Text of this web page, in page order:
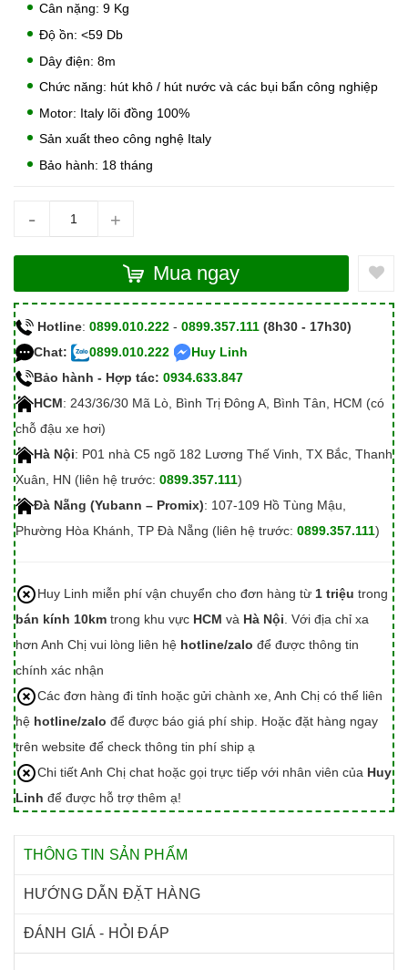
Cân nặng: 9 Kg
Độ ồn: <59 Db
Dây điện: 8m
Chức năng: hút khô / hút nước và các bụi bẩn công nghiệp
Motor: Italy lõi đồng 100%
Sản xuất theo công nghệ Italy
Bảo hành: 18 tháng
- +
Mua ngay
Hotline: 0899.010.222 - 0899.357.111 (8h30 - 17h30)
Chat:
0899.010.222
Huy Linh
Bảo hành - Hợp tác: 0934.633.847
HCM: 243/36/30 Mã Lò, Bình Trị Đông A, Bình Tân, HCM (có
chỗ đậu xe hơi)
Hà Nội: P01 nhà C5 ngõ 182 Lương Thế Vinh, TX Bắc, Thanh
Xuân, HN (liên hệ trước: 0899.357.111)
Đà Nẵng (Yubann – Promix): 107-109 Hồ Tùng Mậu,
Phường Hòa Khánh, TP Đà Nẵng (liên hệ trước: 0899.357.111)
Huy Linh miễn phí vận chuyển cho đơn hàng từ 1 triệu trong
bán kính 10km trong khu vực HCM và Hà Nội . Với địa chỉ xa
hơn Anh Chị vui lòng liên hệ hotline/zalo để được thông tin
chính xác nhận
Các đơn hàng đi tỉnh hoặc gửi chành xe, Anh Chị có thể liên
hệ hotline/zalo để được báo giá phí ship. Hoặc đặt hàng ngay
trên website để check thông tin phí ship ạ
Chi tiết Anh Chị chat hoặc gọi trực tiếp với nhân viên của Huy
Linh để được hỗ trợ thêm ạ!
THÔNG TIN SẢN PHẨM
HƯỚNG DẪN ĐẶT HÀNG
ĐÁNH GIÁ - HỎI ĐÁP